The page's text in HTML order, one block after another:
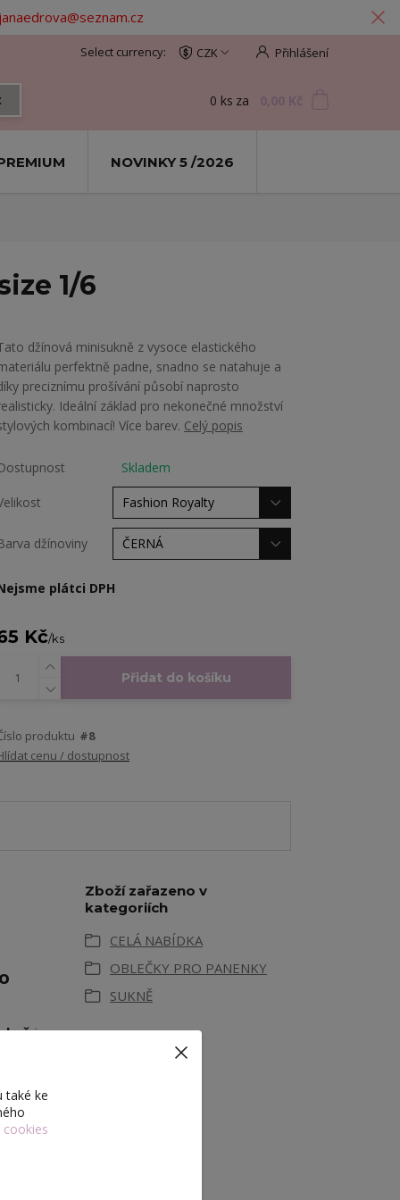
CZK Přihlášení
0 ks za
NOVINKY 5 /2026
1/6
džínová minisukně z vysoce elastického
perfektně padne, snadno se natahuje a
preciznímu prošívání působí naprosto
Ideální základ pro nekonečné množství
kombinací! Více barev. Celý popis
Skladem
džínoviny
plátci DPH
Kč/ks
Přidat do košíku
produktu #8
cenu / dostupnost
je
zip
Zboží zařazeno v
kategoriích
CELÁ NABÍDKA
OBLEČKY PRO PANENKY
SUKNĚ
také ke
cookies